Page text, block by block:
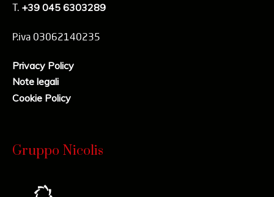
T. +39 045 6303289
P.iva 03062140235
Privacy Policy
Note legali
Cookie Policy
Gruppo Nicolis